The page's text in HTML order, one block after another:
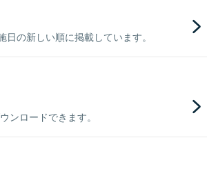
の新しい順に掲載しています。
ンロードできます。